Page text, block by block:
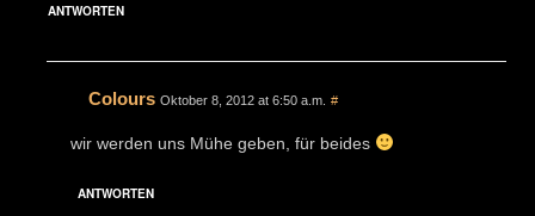
ANTWORTEN
Colours Oktober 8, 2012 at 6:50 a.m. #
wir werden uns Mühe geben, für beides
ANTWORTEN